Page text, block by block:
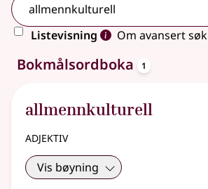
Listevisning
Om avansert søk
2 treff
Bokmålsordboka 1
allmennkulturell
adjektiv
Vis bøyning